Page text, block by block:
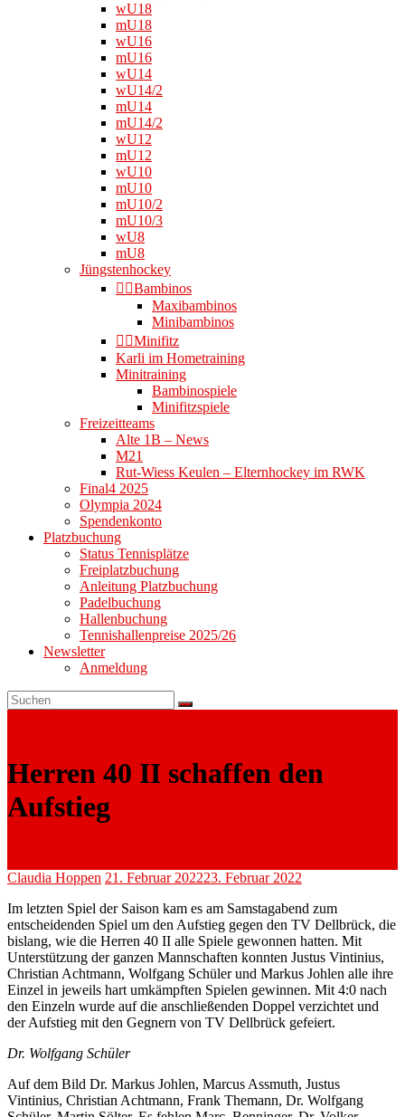
wU18
mU18
wU16
mU16
wU14
wU14/2
mU14
mU14/2
wU12
mU12
wU10
mU10
mU10/2
mU10/3
wU8
mU8
Jüngstenhockey
👉🏻Bambinos
Maxibambinos
Minibambinos
👉🏻Minifitz
Karli im Hometraining
Minitraining
Bambinospiele
Minifitzspiele
Freizeitteams
Alte 1B – News
M21
Rut-Wiess Keulen – Elternhockey im RWK
Final4 2025
Olympia 2024
Spendenkonto
Platzbuchung
Status Tennisplätze
Freiplatzbuchung
Anleitung Platzbuchung
Padelbuchung
Hallenbuchung
Tennishallenpreise 2025/26
Newsletter
Anmeldung
Herren 40 II schaffen den
Aufstieg
Claudia Hoppen 21. Februar 202223. Februar 2022
Im letzten Spiel der Saison kam es am Samstagabend zum
entscheidenden Spiel um den Aufstieg gegen den TV Dellbrück, die
bislang, wie die Herren 40 II alle Spiele gewonnen hatten. Mit
Unterstützung der ganzen Mannschaften konnten Justus Vintinius,
Christian Achtmann, Wolfgang Schüler und Markus Johlen alle ihre
Einzel in jeweils hart umkämpften Spielen gewinnen. Mit 4:0 nach
den Einzeln wurde auf die anschließenden Doppel verzichtet und
der Aufstieg mit den Gegnern von TV Dellbrück gefeiert.
Dr. Wolfgang Schüler
Auf dem Bild Dr. Markus Johlen, Marcus Assmuth, Justus
Vintinius, Christian Achtmann, Frank Themann, Dr. Wolfgang